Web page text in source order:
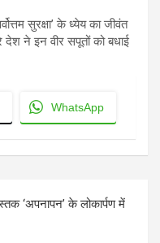
सुरक्षा’ के ध्येय का जीवंत
ने इन वीर सपूतों को बधाई
WhatsApp
‘अपनापन’ के लोकार्पण में